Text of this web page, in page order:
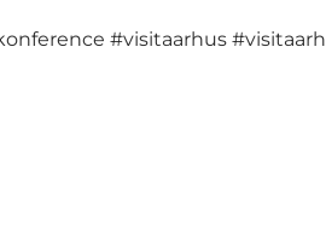
#visitaarhus